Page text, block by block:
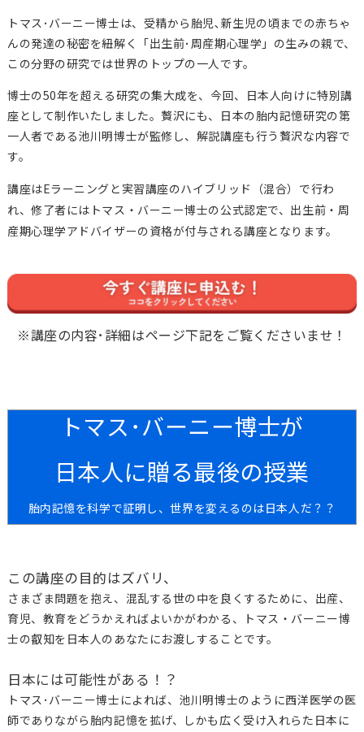
トマス･バーニー博士は、 受精から胎児､新生児の頃までの赤ちゃ
んの発達の秘密を紐解く「出生前･周産期心理学」の生みの親で、
この分野の研究では世界のトップの一人です。
博士の50年を超える研究の集大成を、今回、日本人向けに特別講
座として制作いたしました。贅沢にも、日本の胎内記憶研究の第
一人者である池川明博士が監修し、解説講座も行う贅沢な内容で
す。
講座はEラーニングと実習講座のハイブリッド（混合）で行わ
れ、修了者にはトマス・バーニー博士の公式認定で、出生前・周
産期心理学アドバイザーの資格が付与される講座となります。
※講座の内容･詳細はページ下記をご覧くださいませ！
トマス･バーニー博士が
日本人に贈る最後の授業
胎内記憶を科学で証明し、世界を変えるのは日本人だ？？
この講座の目的はズバリ、
さまざま問題を抱え、混乱する世の中を良くするために、出産、
育児、教育をどうかえればよいかがわかる、トマス・バーニー博
士の叡知を日本人のあなたにお渡しすることです。
日本には可能性がある！？
トマス･バーニー博士によれば、池川明博士のように西洋医学の医
師でありながら胎内記憶を拡げ、しかも広く受け入れらた日本に